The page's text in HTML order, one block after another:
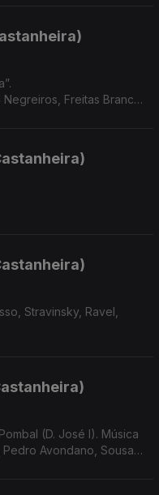
Freitas Branco,
Stravinsky, Ravel,
(D. José I). Música
Avondano, Sousa